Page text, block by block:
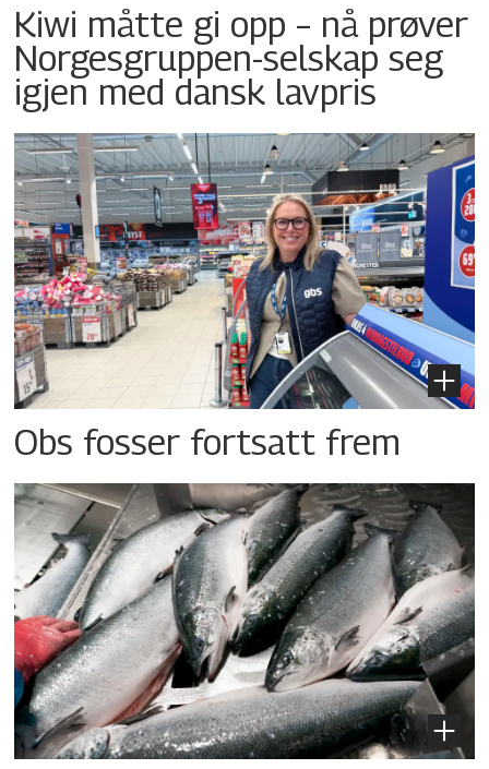
Kiwi måtte gi opp – nå prøver
Norgesgruppen-selskap seg
igjen med dansk lavpris
Obs fosser fortsatt frem